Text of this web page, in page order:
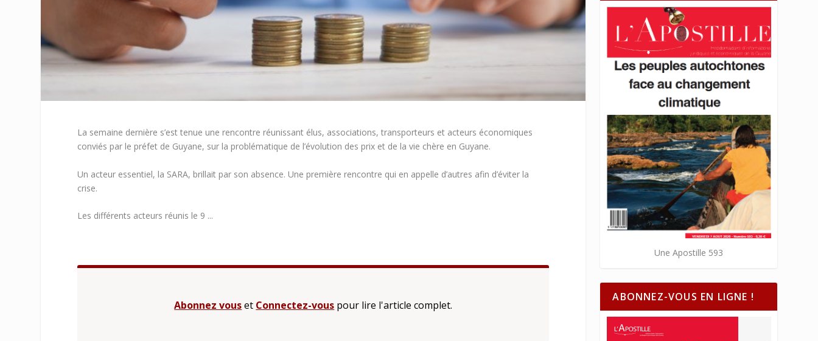
La semaine dernière s’est tenue une rencontre réunissant élus, associations, transporteurs et acteurs économiques
conviés par le préfet de Guyane, sur la problématique de l’évolution des prix et de la vie chère en Guyane.
Un acteur essentiel, la SARA, brillait par son absence. Une première rencontre qui en appelle d’autres afin d’éviter la
crise.
Les différents acteurs réunis le 9 ...
Abonnez vouset Connectez-vous pour lire l'article complet.
Une Apostille 593
ABONNEZ-VOUS EN LIGNE !